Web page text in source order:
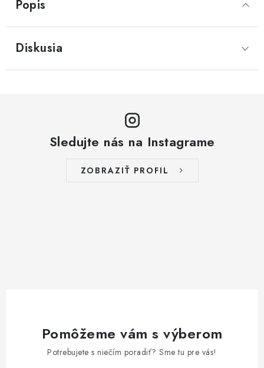
Popis
Diskusia
Sledujte nás na Instagrame
ZOBRAZIŤ PROFIL
Pomôžeme vám s výberom
Potrebujete s niečím poradiť? Sme tu pre vás!